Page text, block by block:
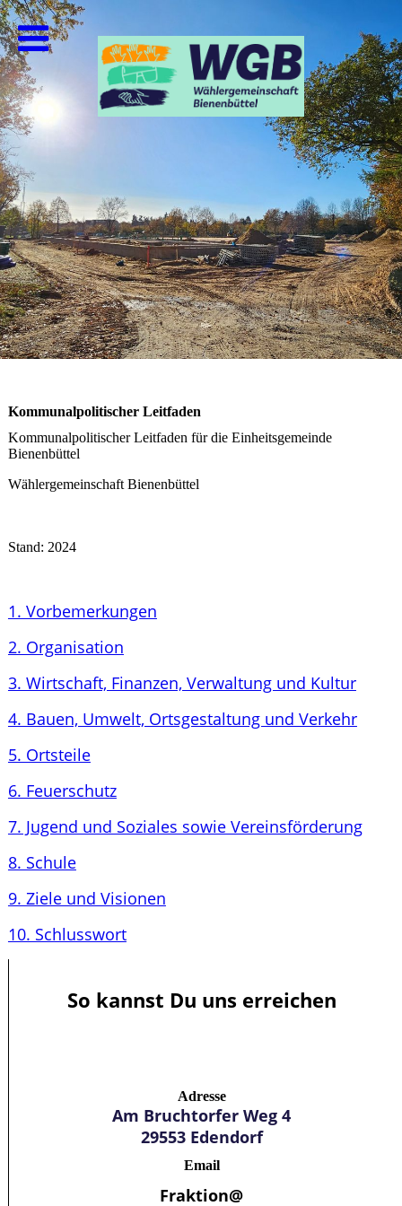
Kommunalpolitischer Leitfaden
Kommunalpolitischer Leitfaden für die Einheitsgemeinde
Bienenbüttel
Wählergemeinschaft Bienenbüttel
Stand: 2024
1. Vorbemerkungen
2. Organisation
3. Wirtschaft, Finanzen, Verwaltung und Kultur
4. Bauen, Umwelt, Ortsgestaltung und Verkehr
5. Ortsteile
6. Feuerschutz
7. Jugend und Soziales sowie Vereinsförderung
8. Schule
9. Ziele und Visionen
10. Schlusswort
So kannst Du uns erreichen
Adresse
Am Bruchtorfer Weg 4
29553 Edendorf
Email
Fraktion@